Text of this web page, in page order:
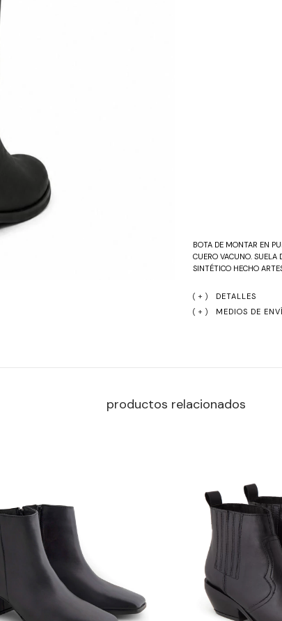
BOTA DE MONTAR EN
CUERO VACUNO. SUELA
SINTÉTICO HECHO
DETALLES
MEDIOS DE
productos relacionados